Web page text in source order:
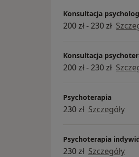
Konsultacja
200 zł - 230 zł
Konsultacja
200 zł - 230 zł
Psychoterapia
230 zł Szczegóły
Psychoterapia
230 zł Szczegóły